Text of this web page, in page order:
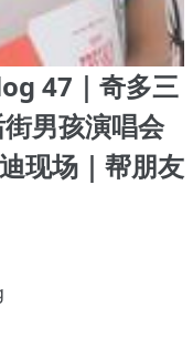
47｜奇多三
男孩演唱会
现场｜帮朋友